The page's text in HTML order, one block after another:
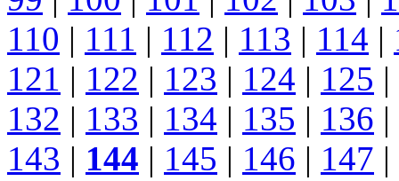
110 | 111 | 112 | 113 | 114 |
121 | 122 | 123 | 124 | 125 |
132 | 133 | 134 | 135 | 136 |
143 | 144 | 145 | 146 | 147 |